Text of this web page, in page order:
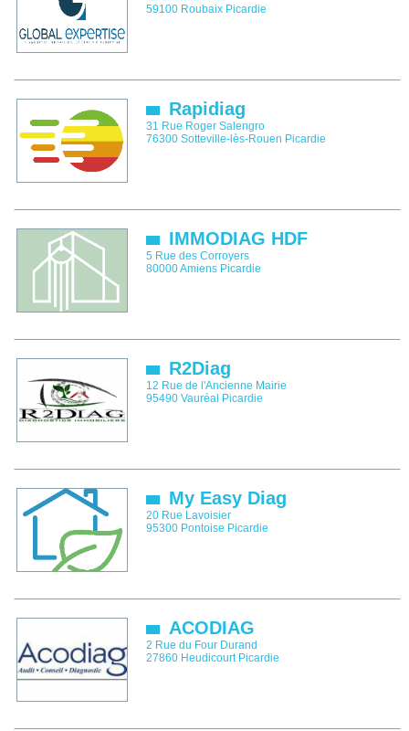
59100 Roubaix Picardie
Rapidiag
31 Rue Roger Salengro
76300 Sotteville-lès-Rouen Picardie
IMMODIAG HDF
5 Rue des Corroyers
80000Amiens Picardie
R2Diag
12 Rue de l'Ancienne Mairie
95490 Vauréal Picardie
My Easy Diag
20 Rue Lavoisier
95300 Pontoise Picardie
ACODIAG
2 Rue du Four Durand
27860 Heudicourt Picardie